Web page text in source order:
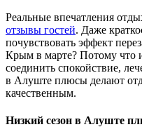
Реальные впечатления
отзывы гостей. Даже
почувствовать эффект
Крым в марте? Потому что
соединить спокойствие,
в Алуште плюсы делают
качественным.
Низкий сезон в Алуште